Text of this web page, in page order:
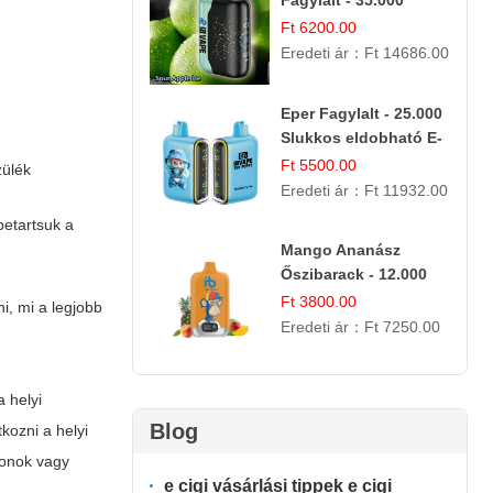
a
mi a legjobb
helyi
a helyi
vagy
Slukkos E-cigaretta |
IBVape Bar
Ft 6200.00
Eredeti ár： Ft 14686.00
Eper Fagylalt - 25.000
Slukkos eldobható E-
cigaretta | Édes
Desszert Íz
Ft 5500.00
Eredeti ár： Ft 11932.00
Mango Ananász
Őszibarack - 12.000
Slukkos eldobható e-
Cigaretta
Ft 3800.00
Eredeti ár： Ft 7250.00
Blog
e cigi vásárlási tippek e cigi